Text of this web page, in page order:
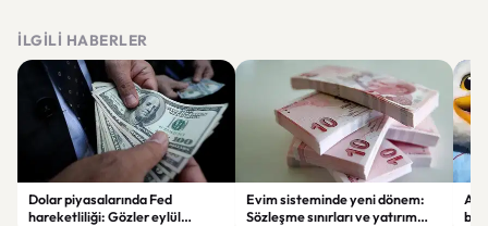
İLGILI HABERLER
Dolar piyasalarında Fed
hareketliliği: Gözler eylül
Evim sisteminde yeni dönem:
Sözleşme sınırları ve yatırım